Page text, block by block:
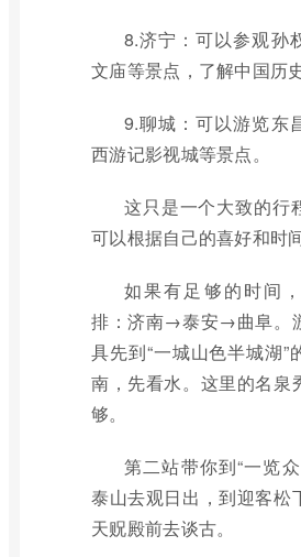
8.济宁：可以参观孙
文庙等景点，了解中国历
9.聊城：可以游览东
西游记影视城等景点。
这只是一个大致的行
可以根据自己的喜好和时
如果有足够的时间
排：济南→泰安→曲阜。
具先到“一城山色半城湖”
南，先看水。这里的名泉
够。
第二站带你到“一览
泰山去观日出，到迎客松
天贶殿前去谈古。